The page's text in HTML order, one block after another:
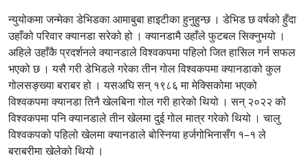
न्युयोकमा जन्मेका डेभिडका आमाबुबा हाइटीका हुनुहुन्छ । डेभिड छ वर्षको हुँदा
उहाँको परिवार क्यानडा सरेको हो । क्यानडामै उहाँले फुटबल सिक्नुभयो ।
अहिले उहाँकै प्रदर्शनले क्यानडाले विश्वकपमा पहिलो जित हासिल गर्न सफल
भएको छ । यसै गरी डेभिडले गरेका तीन गोल विश्वकपमा क्यानडाको कुल
गोलसङ्ख्या बराबर हो । यसअघि सन् १९८६ मा मेक्सिकोमा भएको
विश्वकपमा क्यानडा तिनै खेलबिना गोल गरी हारेको थियो । सन् २०२२ को
विश्वकपमा पनि क्यानडाले तीन खेलमा दुई गोल मात्र गरेको थियो । चालु
विश्वकपको पहिलो खेलमा क्यानडाले बोस्निया हर्जगोभिनासँग १–१ ले
बराबरीमा खेलेको थियो ।